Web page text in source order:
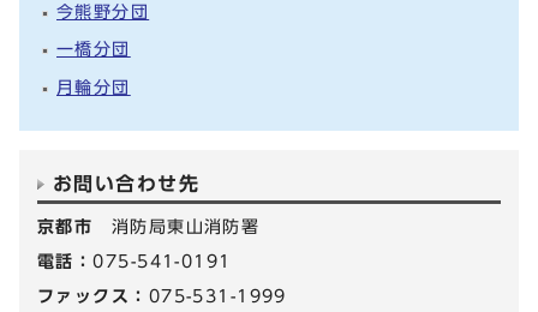
今熊野分団
一橋分団
月輪分団
お問い合わせ先
京都市 消防局東山消防署
電話：075-541-0191
ファックス： 075-531-1999